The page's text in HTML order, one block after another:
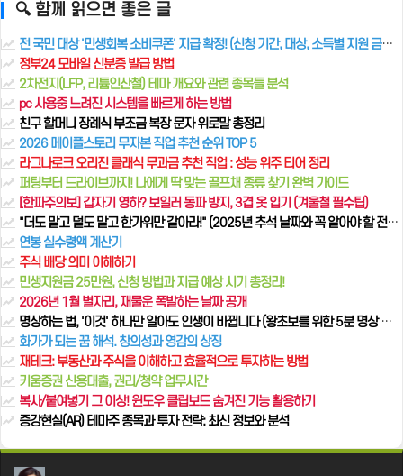
🔍 함께 읽으면 좋은 글
전 국민 대상 '민생회복 소비쿠폰' 지급 확정! (신청 기간, 대상, 소득별 지원 금액 완벽 가이드)
정부24 모바일 신분증 발급 방법
2차전지(LFP, 리튬인산철) 테마 개요와 관련 종목들 분석
pc 사용중 느려진 시스템을 빠르게 하는 방법
친구 할머니 장례식 부조금 복장 문자 위로말 총정리
2026 메이플스토리 무자본 직업 추천 순위 TOP 5
라그나로크 오리진 클래식 무과금 추천 직업 : 성능 위주 티어 정리
퍼팅부터 드라이브까지! 나에게 딱 맞는 골프채 종류 찾기 완벽 가이드
[한파주의보] 갑자기 영하? 보일러 동파 방지, 3겹 옷 입기 (겨울철 필수팁)
"더도 말고 덜도 말고 한가위만 같아라!" (2025년 추석 날짜와 꼭 알아야 할 전통 풍습)
연봉 실수령액 계산기
주식 배당 의미 이해하기
민생지원금 25만원, 신청 방법과 지급 예상 시기 총정리!
2026년 1월 별자리, 재물운 폭발하는 날짜 공개
명상하는 법, '이것' 하나만 알아도 인생이 바뀝니다 (왕초보를 위한 5분 명상 가이드)
화가가 되는 꿈 해석. 창의성과 영감의 상징
재테크: 부동산과 주식을 이해하고 효율적으로 투자하는 방법
키움증권 신용대출, 권리/청약 업무시간
복사/붙여넣기 그 이상! 윈도우 클립보드 숨겨진 기능 활용하기
증강현실(AR) 테마주 종목과 투자 전략: 최신 정보와 분석